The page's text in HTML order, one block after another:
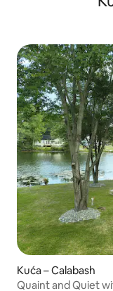
Kuća – Calabash
Quaint and Quiet